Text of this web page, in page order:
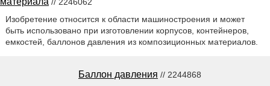
Изобретение относится к области машиностроения и может
быть использовано при изготовлении корпусов, контейнеров,
емкостей, баллонов давления из композиционных материалов.
Баллон давления // 2244868